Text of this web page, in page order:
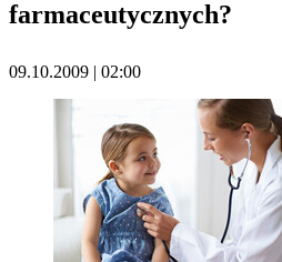
farmaceutycznych?
09.10.2009 | 02:00